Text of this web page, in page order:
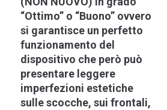
“Ottimo” o “Buono” ovvero
si garantisce un perfetto
funzionamento del
dispositivo che però può
presentare leggere
imperfezioni estetiche
sulle scocche, sui frontali,